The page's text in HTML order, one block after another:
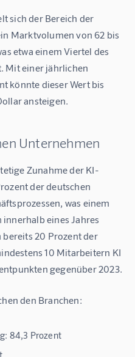
sich der Bereich der
Marktvolumen von 62 bis
etwa einem Viertel des
Mit einer jährlichen
könnte dieser Wert bis
ansteigen.
Unternehmen
Zunahme der KI-
der deutschen
was einem
eines Jahres
bereits 20 Prozent der
10 Mitarbeitern KI
gegenüber 2023.
den Branchen:
84,3 Prozent